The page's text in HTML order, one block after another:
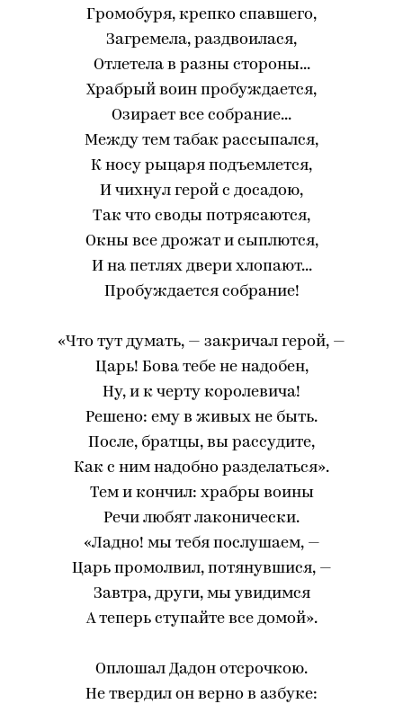
Громобуря, крепко спавшего,
Загремела, раздвоилася,
Отлетела в разны стороны...
Храбрый воин пробуждается,
Озирает все собрание...
Между тем табак рассыпался,
К носу рыцаря подъемлется,
И чихнул герой с досадою,
Так что своды потрясаются,
Окны все дрожат и сыплются,
И на петлях двери хлопают...
Пробуждается собрание!
«Что тут думать, — закричал герой, —
Царь! Бова тебе не надобен,
Ну, и к черту королевича!
Решено: ему в живых не быть.
После, братцы, вы рассудите,
Как с ним надобно разделаться».
Тем и кончил: храбры воины
Речи любят лаконически.
«Ладно! мы тебя послушаем, —
Царь промолвил, потянувшися, —
Завтра, други, мы увидимся
А теперь ступайте все домой».
Оплошал Дадон отсрочкою.
Не твердил он верно в азбуке: